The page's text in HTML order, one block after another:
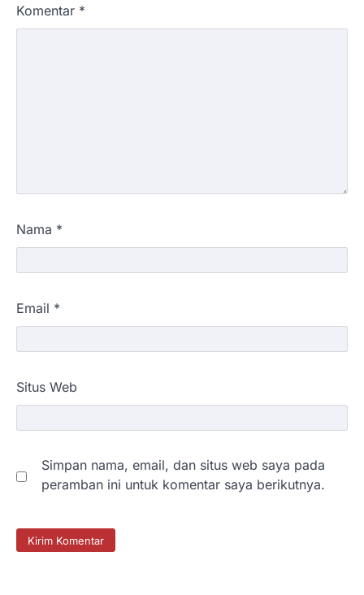
Komentar *
Nama *
Email *
Situs Web
Simpan nama, email, dan situs web saya pada
peramban ini untuk komentar saya berikutnya.